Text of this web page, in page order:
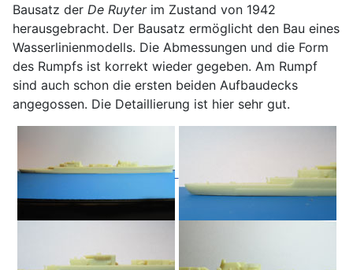
Bausatz der De Ruyterim Zustand von 1942
herausgebracht. Der Bausatz ermöglicht den Bau eines
Wasserlinienmodells. Die Abmessungen und die Form
des Rumpfs ist korrekt wieder gegeben. Am Rumpf
sind auch schon die ersten beiden Aufbaudecks
angegossen. Die Detaillierung ist hier sehr gut.